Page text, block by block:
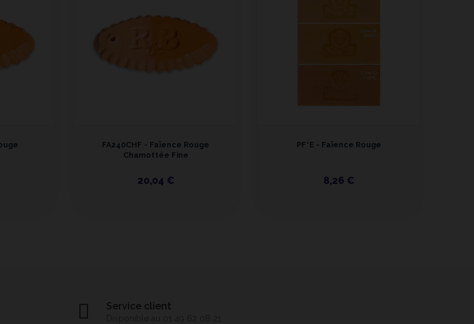
FA240CHF - Faïence Rouge
Chamottée Fine
20,04 €
PF*E - Faïence Rouge
8,26 €
Service client